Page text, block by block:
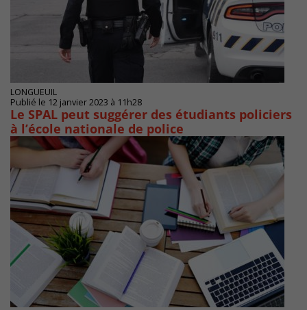
LONGUEUIL
Publié le 12 janvier 2023 à 11h28
Le SPAL peut suggérer des étudiants policiers
à l’école nationale de police